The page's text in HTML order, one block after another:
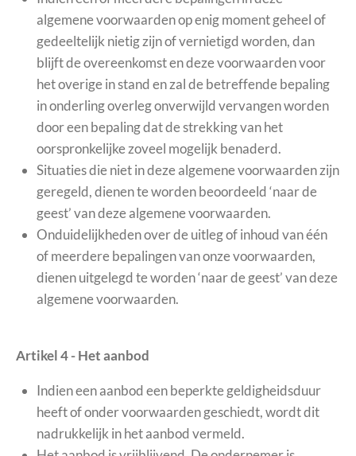
algemene voorwaarden op enig moment geheel of
gedeeltelijk nietig zijn of vernietigd worden, dan
blijft de overeenkomst en deze voorwaarden voor
het overige in stand en zal de betreffende bepaling
in onderling overleg onverwijld vervangen worden
door een bepaling dat de strekking van het
oorspronkelijke zoveel mogelijk benaderd.
Situaties die niet in deze algemene voorwaarden zijn
geregeld, dienen te worden beoordeeld ‘naar de
geest’ van deze algemene voorwaarden.
Onduidelijkheden over de uitleg of inhoud van één
of meerdere bepalingen van onze voorwaarden,
dienen uitgelegd te worden ‘naar de geest’ van deze
algemene voorwaarden.
Artikel 4 - Het aanbod
Indien een aanbod een beperkte geldigheidsduur
heeft of onder voorwaarden geschiedt, wordt dit
nadrukkelijk in het aanbod vermeld.